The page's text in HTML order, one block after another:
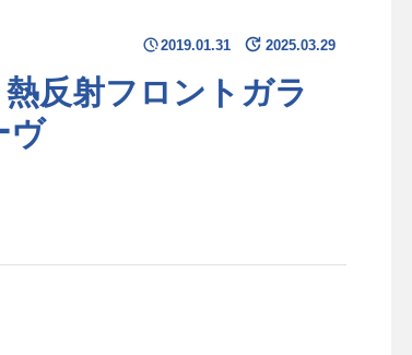
2019.01.31 2025.03.29
反射フロントガラ